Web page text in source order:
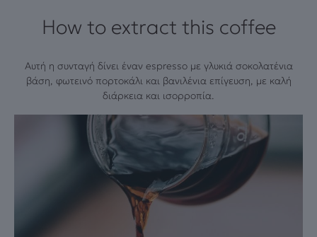
How to extract this coffee
Αυτή η συνταγή δίνει έναν espresso με γλυκιά σοκολατένια
βάση, φωτεινό πορτοκάλι και βανιλένια επίγευση, με καλή
διάρκεια και ισορροπία.